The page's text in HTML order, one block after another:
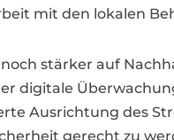
mit den lokalen
stärker auf
digitale
Ausrichtung des
gerecht zu